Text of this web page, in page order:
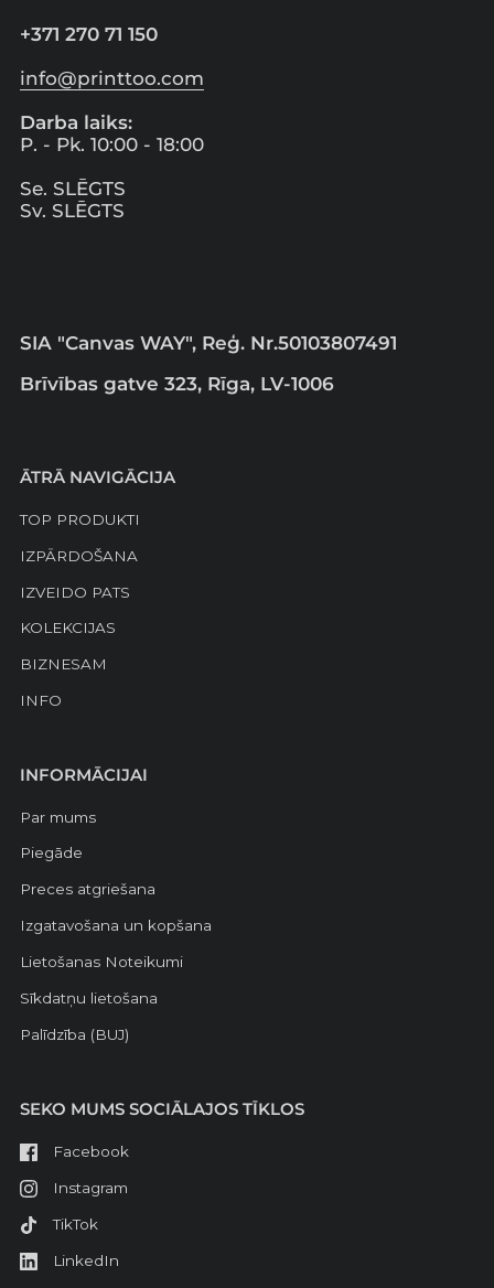
+371 270 71 150
info@printtoo.com
Darba laiks:
P. - Pk. 10:00 - 18:00
Se. SLĒGTS
Sv. SLĒGTS
SIA "Canvas WAY", Reģ. Nr.50103807491
Brīvības gatve 323, Rīga, LV-1006
ĀTRĀ NAVIGĀCIJA
TOP PRODUKTI
IZPĀRDOŠANA
IZVEIDO PATS
KOLEKCIJAS
BIZNESAM
INFO
INFORMĀCIJAI
Par mums
Piegāde
Preces atgriešana
Izgatavošana un kopšana
Lietošanas Noteikumi
Sīkdatņu lietošana
Palīdzība (BUJ)
SEKO MUMS SOCIĀLAJOS TĪKLOS
Facebook
Instagram
TikTok
LinkedIn